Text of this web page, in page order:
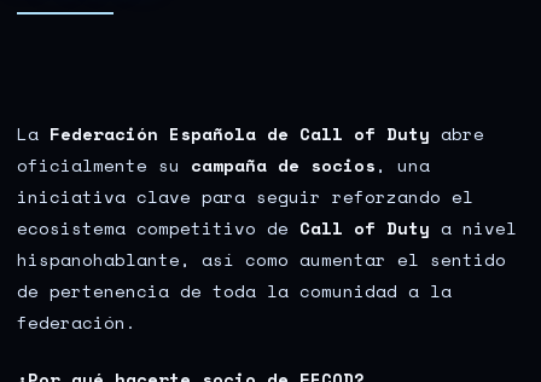
La Federación Española de Call of Duty abre
oficialmente su campaña de socios, una
iniciativa clave para seguir reforzando el
ecosistema competitivo de Call of Duty a nivel
hispanohablante, así como aumentar el sentido
de pertenencia de toda la comunidad a la
federación.